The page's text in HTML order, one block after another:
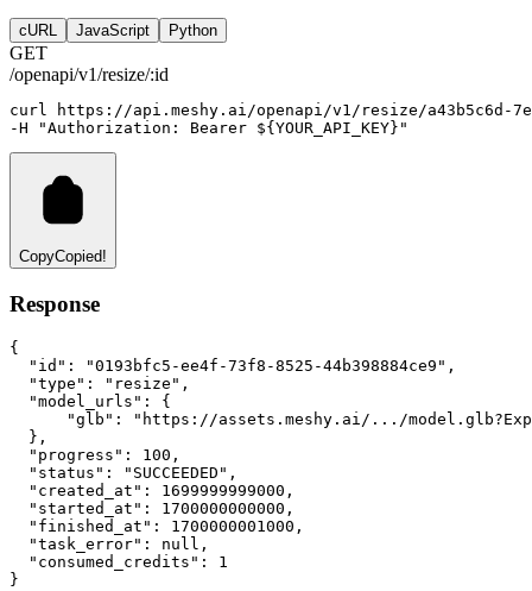
cURL JavaScript Python
GET
/openapi/v1/resize/:id
curl
https://api.meshy.ai/openapi/v1/resize/a43b5c6d-
-H
"Authorization: Bearer ${YOUR_API_KEY}"
CopyCopied!
Response
{
"id" : "0193bfc5-ee4f-73f8-8525-44b398884ce9" ,
"type" : "resize" ,
"model_urls" :
{
"glb" :
"https://assets.meshy.ai/.../
  }
,
"progress" : 100 ,
"status" : "SUCCEEDED" ,
"created_at" : 1699999999000 ,
"started_at" : 1700000000000 ,
"finished_at" : 1700000001000 ,
"task_error" : null ,
"consumed_credits" :
1
}